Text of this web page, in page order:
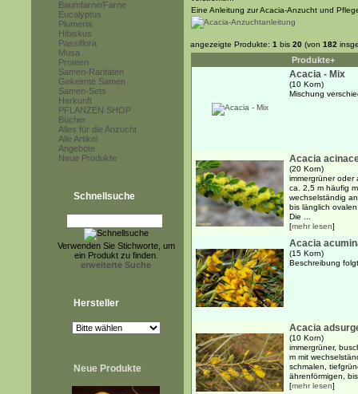
Baumfarne/Farne
Eucalyptus
Plumeria
Hibiskus
Passiflora
Musa
Proteen
Samen-Raritäten
Gekeimte Samen
Samen-Sets
Herkunft
PFLANZEN SHOP
Bücher
Alles für die Anzucht
Alle Artikel
Angebote
Neue Produkte
Schnellsuche
Verwenden Sie Stichworte, um
ein Produkt zu finden.
erweiterte Suche
Hersteller
Neue Produkte
Eine Anleitung zur Acacia-Anzucht und
angezeigte Produkte: 1 bis 20 (von 182
Produkte+
Acacia - Mix
(10 Korn)
Mischung
Acacia
(20 Korn)
immergrüner oder
ca. 2,5 m häufig
wechselständig
bis länglich
Die ...
[mehr lesen]
Acacia
(15 Korn)
Beschreibung
Acacia
(10 Korn)
immergrüner,
m mit
schmalen,
ährenförmigen,
[mehr lesen]